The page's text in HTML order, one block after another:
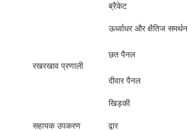
ब्रैकेट
ऊर्ध्वाधर और क्षैतिज समर्थन
रखरखाव प्रणाली
छत पैनल
दीवार पैनल
सहायक उपकरण
खिड़की
द्वार